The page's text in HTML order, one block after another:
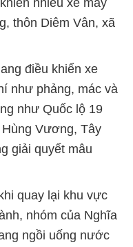
thôn Diêm Vân, xã
điều khiển xe
như phảng, mác và
như Quốc lộ 19
Vương, Tây
giải quyết mâu
quay lại khu vực
nhóm của Nghĩa
ngồi uống nước